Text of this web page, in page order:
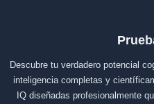
Descubre tu verdadero potencial
inteligencia completas y
IQ diseñadas profesionalmente